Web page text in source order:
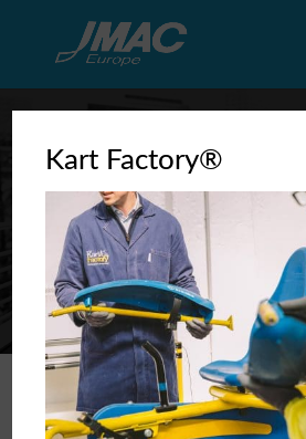
Sviluppo del mercato
La ricerca e lo sviluppo di partner
commerciali
Sviluppare il mercato
Kart Factory®